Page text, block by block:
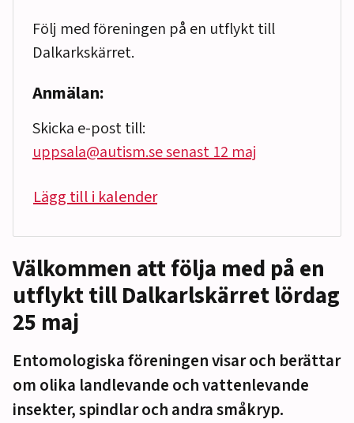
Välkommen att följa med på en
utflykt till Dalkarlskärret lördag
25 maj
Entomologiska föreningen visar och berättar
om olika landlevande och vattenlevande
insekter, spindlar och andra småkryp.
Följ med föreningen på en utflykt till
Dalkarkskärret.
Anmälan:
Skicka e-post till:
uppsala@autism.se senast 12 maj
Lägg till i kalender